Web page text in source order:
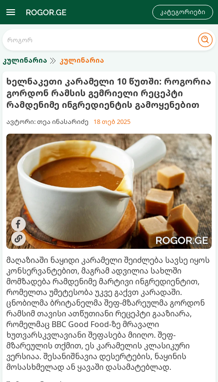
კატეგორიები
კულინარია კულინარია
ხელნაკეთი კარამელი 10 წუთში: როგორია
გორდონ რამსის გემრიელი რეცეპტი
რამდენიმე ინგრედიენტის გამოყენებით
ავტორი: თეა ინასარიძე 18 თებ 2025
მაღაზიაში ნაყიდი კარამელი შეიძლება სავსე იყოს
კონსერვანტებით, მაგრამ ადვილია სახლში
მომზადება რამდენიმე მარტივი ინგრედიენტით,
რომელთა უმეტესობა უკვე გაქვთ კარადაში.
ცნობილმა ბრიტანელმა შეფ-მზარეულმა გორდონ
რამსიმ თავისი ათწუთიანი რეცეპტი გააზიარა,
რომელმაც BBC Good Food-ზე მრავალი
ხუთვარსკვლავიანი შეფასება მიიღო. შეფ-
მზარეულის თქმით, ეს კარამელის კლასიკური
ვერსიაა. შესანიშნავია დესერტების, ნაყინის
მოსასხმელად ან ყავაში დასამატებლად.